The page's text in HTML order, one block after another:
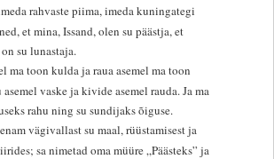
rahvaste piima, imeda kuningategi
et mina, Issand, olen su päästja, et
su lunastaja.
ma toon kulda ja raua asemel ma toon
vaske ja kivide asemel rauda. Ja ma
rahu ning su sundijaks õiguse.
vägivallast su maal, rüüstamisest ja
sa nimetad oma müüre „Päästeks” ja